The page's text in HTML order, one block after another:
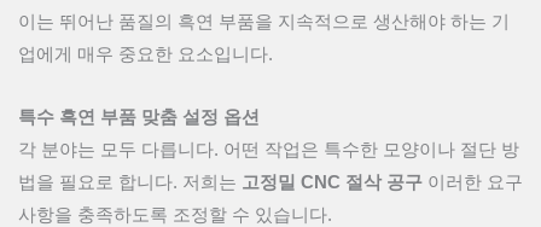
이는 뛰어난 품질의 흑연 부품을 지속적으로 생산해야 하는 기
업에게 매우 중요한 요소입니다.
특수 흑연 부품 맞춤 설정 옵션
각 분야는 모두 다릅니다. 어떤 작업은 특수한 모양이나 절단 방
법을 필요로 합니다. 저희는 고정밀 CNC 절삭 공구 이러한 요구
사항을 충족하도록 조정할 수 있습니다.